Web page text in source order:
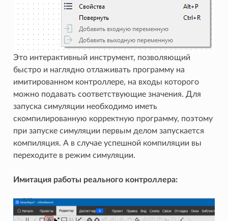
Это интерактивный инструмент, позволяющий
быстро и наглядно отлаживать программу на
имитированном контроллере, на входы которого
можно подавать соответствующие значения. Для
запуска симуляции необходимо иметь
скомпилированную корректную программу, поэтому
при запуске симуляции первым делом запускается
компиляция. А в случае успешной компиляции вы
переходите в режим симуляции.
Имитация работы реального контроллера: